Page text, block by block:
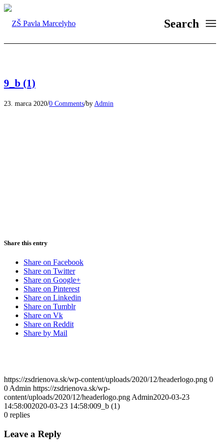
Search
9_b (1)
23. marca 2020/0 Comments/by Admin
Share this entry
Share on Facebook
Share on Twitter
Share on Google+
Share on Pinterest
Share on Linkedin
Share on Tumblr
Share on Vk
Share on Reddit
Share by Mail
https://zsdrienova.sk/wp-content/uploads/2020/12/headerlogo.png 0
0 Admin https://zsdrienova.sk/wp-
content/uploads/2020/12/headerlogo.png Admin2020-03-23
14:58:002020-03-23 14:58:009_b (1)
0 replies
Leave a Reply